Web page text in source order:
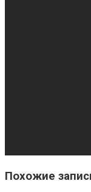
Похожие